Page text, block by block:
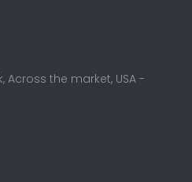
Across the market, USA -